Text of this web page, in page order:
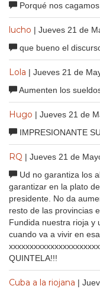
Porqué nos
lucho | Jueves 21 de
que bueno el
Lola | Jueves 21 de
Aumenten los
Hugo | Jueves 21 de
IMPRESIONANTE
RQ | Jueves 21 de
Ud no garantiza los
garantizar en la plato
presidente. No da
resto de las provincias
Fundida nuestra rioja y
cuando va a vivir en
QUINTELA!!!
Cuba a la riojana |